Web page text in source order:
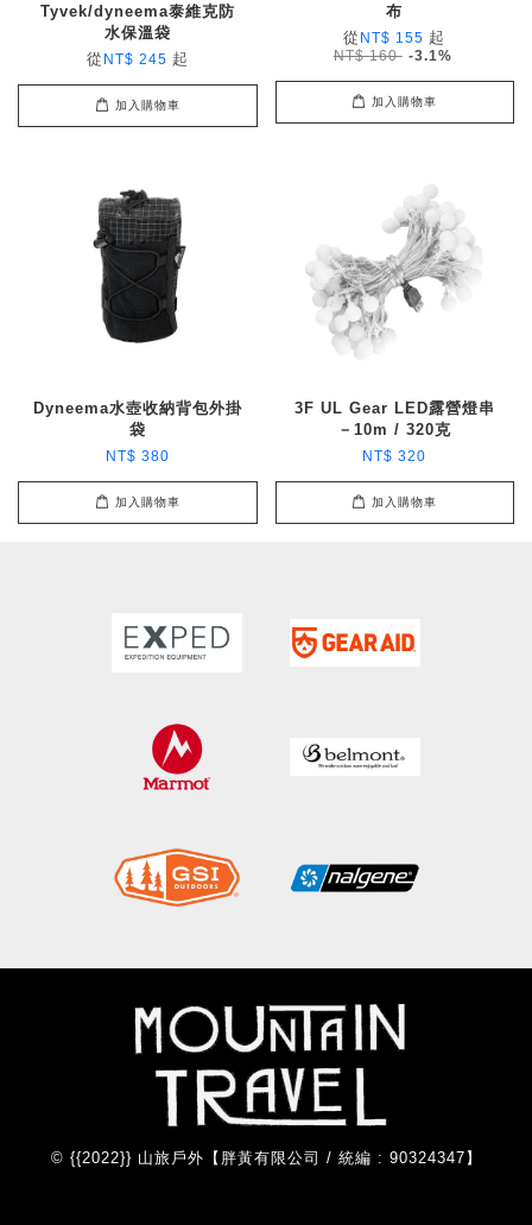
Tyvek/dyneema泰維克防
水保溫袋
從 NT$ 245 起
加入購物車
布
從 NT$ 155 起
NT$ 160 -3.1%
加入購物車
Dyneema水壺收納背包外掛
袋
NT$ 380
加入購物車
3F UL Gear LED露營燈串
－10m / 320克
NT$ 320
加入購物車
© {{2022}} 山旅戶外【胖黃有限公司 / 統編 : 90324347】